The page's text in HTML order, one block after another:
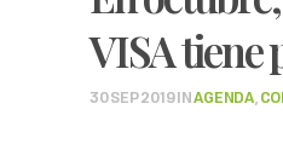
VISA tiene
30 SEP 2019INAGENDA,